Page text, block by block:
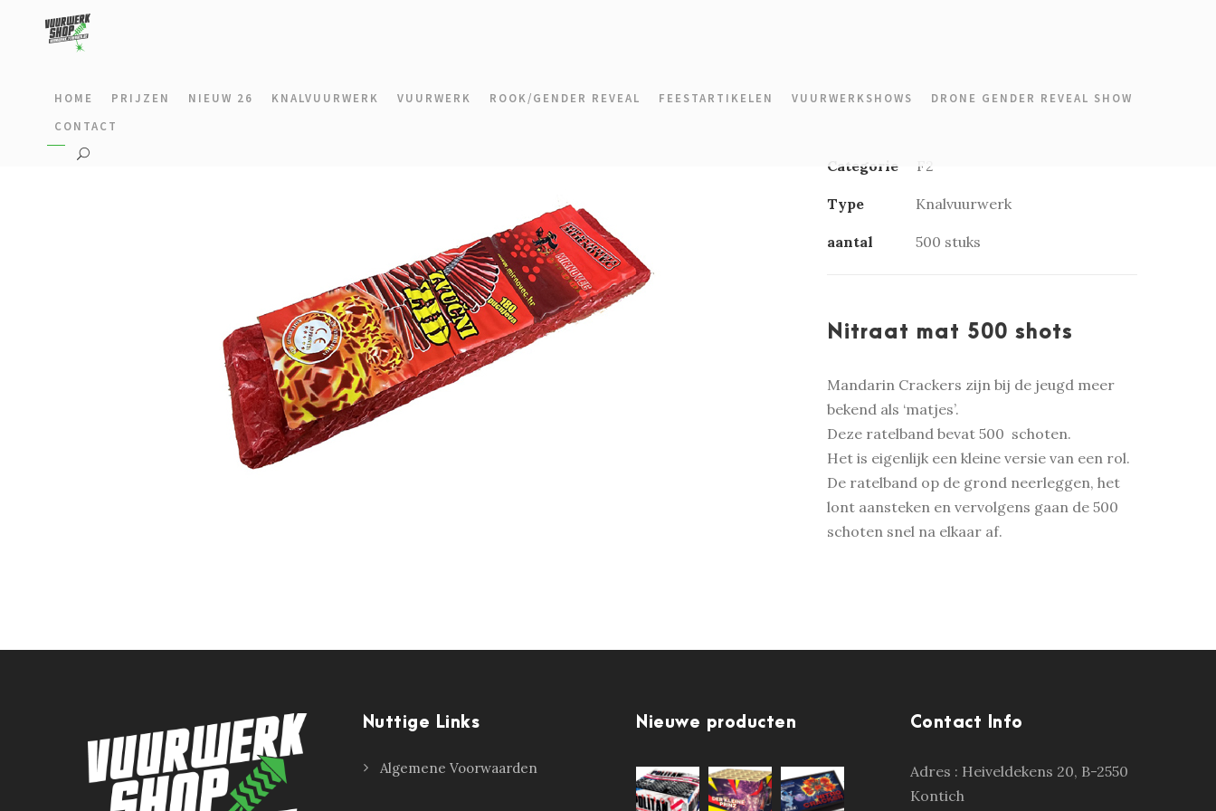
HOME PRIJZEN NIEUW 26 KNALVUURWERK VUURWERK ROOK/GENDER REVEAL FEESTARTIKELEN VUURWERKSHOWS
DRONE GENDER REVEAL SHOW
CONTACT
Categorie F2
Type Knalvuurwerk
aantal 500 stuks
Nitraat mat 500 shots
Mandarin Crackers zijn bij de jeugd meer
bekend als ‘matjes’.
Deze ratelband bevat 500 schoten.
Het is eigenlijk een kleine versie van een rol.
De ratelband op de grond neerleggen, het
lont aansteken en vervolgens gaan de 500
schoten snel na elkaar af.
Nuttige Links
Algemene Voorwaarden
Nieuwe producten Contact Info
Adres : Heiveldekens 20, B-2550
Kontich